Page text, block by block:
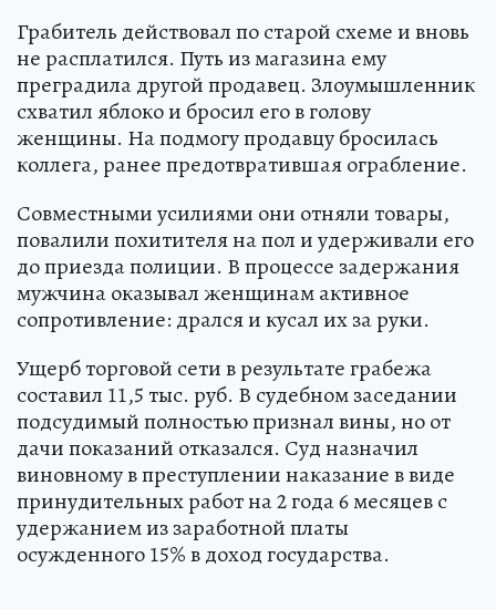
Грабитель действовал по старой схеме и вновь
не расплатился. Путь из магазина ему
преградила другой продавец. Злоумышленник
схватил яблоко и бросил его в голову
женщины. На подмогу продавцу бросилась
коллега, ранее предотвратившая ограбление.
Совместными усилиями они отняли товары,
повалили похитителя на пол и удерживали его
до приезда полиции. В процессе задержания
мужчина оказывал женщинам активное
сопротивление: дрался и кусал их за руки.
Ущерб торговой сети в результате грабежа
составил 11,5 тыс. руб. В судебном заседании
подсудимый полностью признал вины, но от
дачи показаний отказался. Суд назначил
виновному в преступлении наказание в виде
принудительных работ на 2 года 6 месяцев с
удержанием из заработной платы
осужденного 15% в доход государства.